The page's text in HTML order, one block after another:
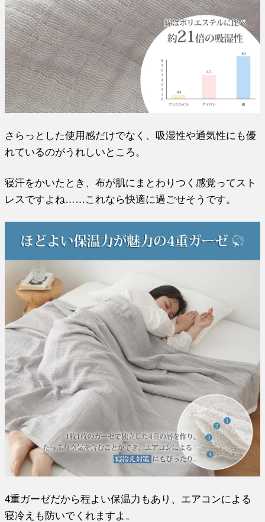
さらっとした使用感だけでなく、吸湿性や通気性にも優
れているのがうれしいところ。
寝汗をかいたとき、布が肌にまとわりつく感覚ってスト
レスですよね……これなら快適に過ごせそうです。
4重ガーゼだから程よい保温力もあり、エアコンによる
寝冷えも防いでくれますよ。